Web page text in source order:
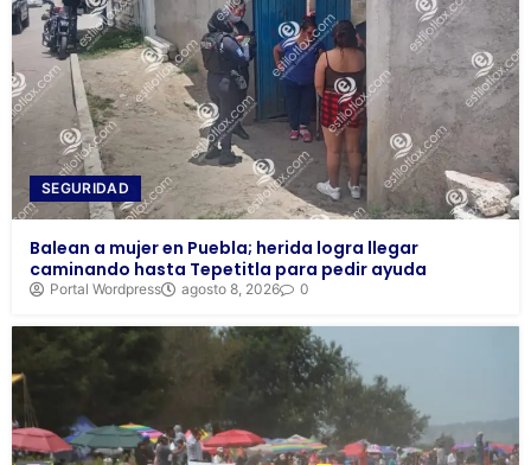
SEGURIDAD
Balean a mujer en Puebla; herida logra llegar
caminando hasta Tepetitla para pedir ayuda
Portal Wordpress agosto 8, 2026 0